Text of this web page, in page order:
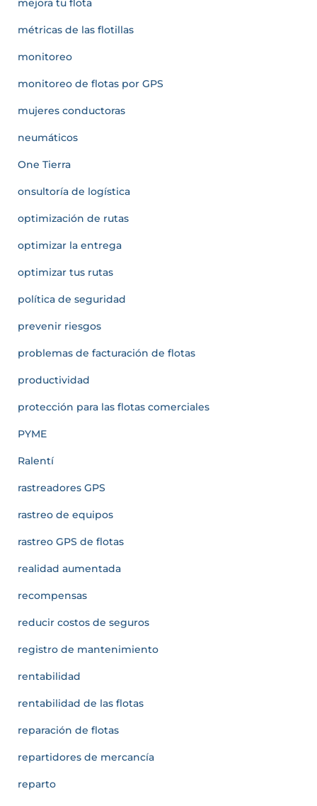
mejora tu flota
métricas de las flotillas
monitoreo
monitoreo de flotas por GPS
mujeres conductoras
neumáticos
One Tierra
onsultoría de logística
optimización de rutas
optimizar la entrega
optimizar tus rutas
política de seguridad
prevenir riesgos
problemas de facturación de flotas
productividad
protección para las flotas comerciales
PYME
Ralentí
rastreadores GPS
rastreo de equipos
rastreo GPS de flotas
realidad aumentada
recompensas
reducir costos de seguros
registro de mantenimiento
rentabilidad
rentabilidad de las flotas
reparación de flotas
repartidores de mercancía
reparto